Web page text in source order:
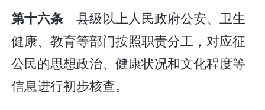
第十六条 县级以上人民政府公安、卫生
健康、教育等部门按照职责分工，对应征
公民的思想政治、健康状况和文化程度等
信息进行初步核查。